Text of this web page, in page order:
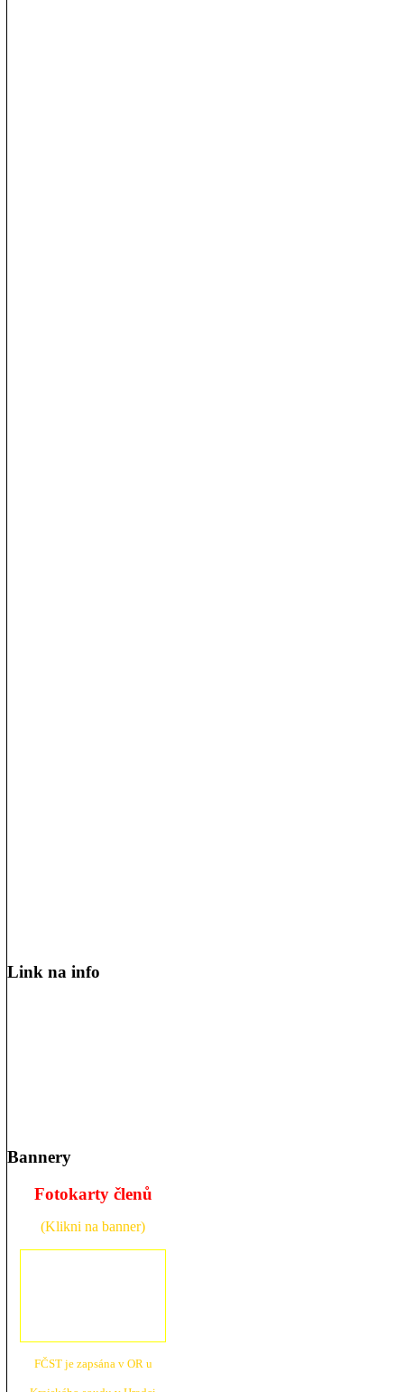
Link na info
Bannery
Fotokarty členů
(Klikni na banner)
FČST je zapsána v OR u